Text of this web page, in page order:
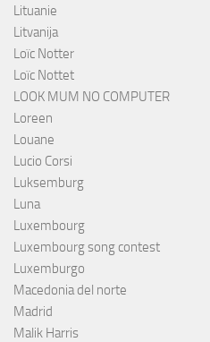
Lituanie
Litvanija
Loïc Notter
Loïc Nottet
LOOK MUM NO COMPUTER
Loreen
Louane
Lucio Corsi
Luksemburg
Luna
Luxembourg
Luxembourg song contest
Luxemburgo
Macedonia del norte
Madrid
Malik Harris